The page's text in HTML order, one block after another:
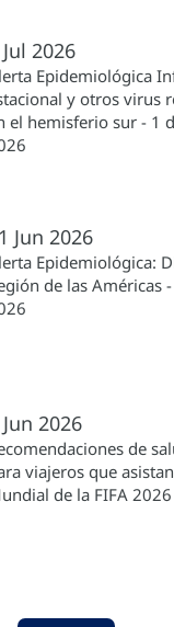
Jul 2026
Epidemiológica
y otros virus
el hemisferio sur - 1
Jun 2026
Epidemiológica:
de las Américas
2026
de
viajeros que
de la FIFA 2026